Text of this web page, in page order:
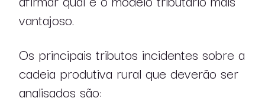
vantajoso.
Os principais tributos incidentes sobre a
cadeia produtiva rural que deverão ser
analisados são: